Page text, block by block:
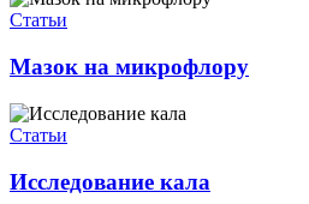
Статьи
Мазок на микрофлору
Статьи
Исследование кала